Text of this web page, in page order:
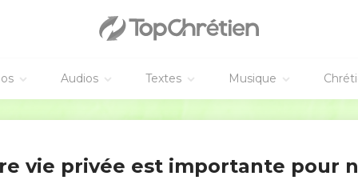
Audios Textes Musique
ἐπὶ πλεῖον, ἡ γὰρ ἄνοια αὐτῶν ἔκδηλος ἔσται πᾶσιν, ὡς
μου τῇ διδασκαλίᾳ, τῇ ἀγωγῇ, τῇ προθέσει, τῇ
παθήμασιν, οἷά μοι ἐγένετο ἐν Ἀντιοχείᾳ, ἐν Ἰκονίῳ, ἐν
ἐκ πάντων με ἐρρύσατο ὁ κύριος.
vie privée est importante pour